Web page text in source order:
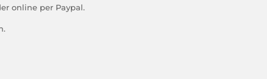
online per Paypal.